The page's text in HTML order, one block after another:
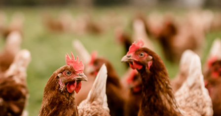
LANDEIER
LANDEIS
SHOP
ÜBER UNS
QUALITÄT